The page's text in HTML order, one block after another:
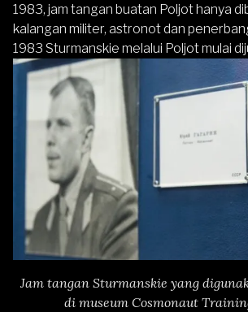
1983, jam tangan buatan Poljot hanya
kalangan militer, astronot dan
1983 Sturmanskie melalui Poljot mulai
Jam tangan Sturmanskie yang
di museum Cosmonaut